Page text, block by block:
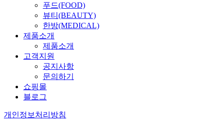
푸드(FOOD)
뷰티(BEAUTY)
한방(MEDICAL)
제품소개
제품소개
고객지원
공지사항
문의하기
쇼핑몰
블로그
개인정보처리방침